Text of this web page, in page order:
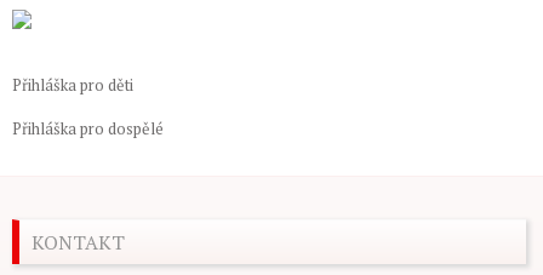
Přihláška pro děti
Přihláška pro dospělé
KONTAKT